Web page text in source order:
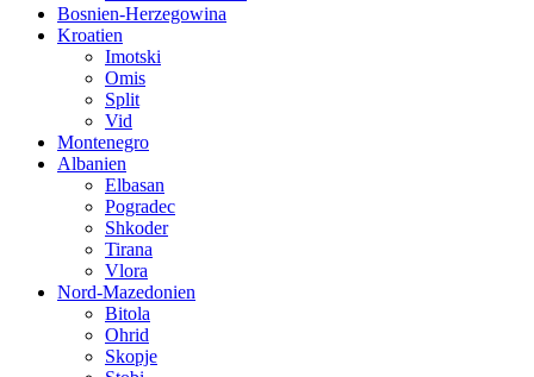
Bosnien-Herzegowina
Kroatien
Imotski
Omis
Split
Vid
Montenegro
Albanien
Elbasan
Pogradec
Shkoder
Tirana
Vlora
Nord-Mazedonien
Bitola
Ohrid
Skopje